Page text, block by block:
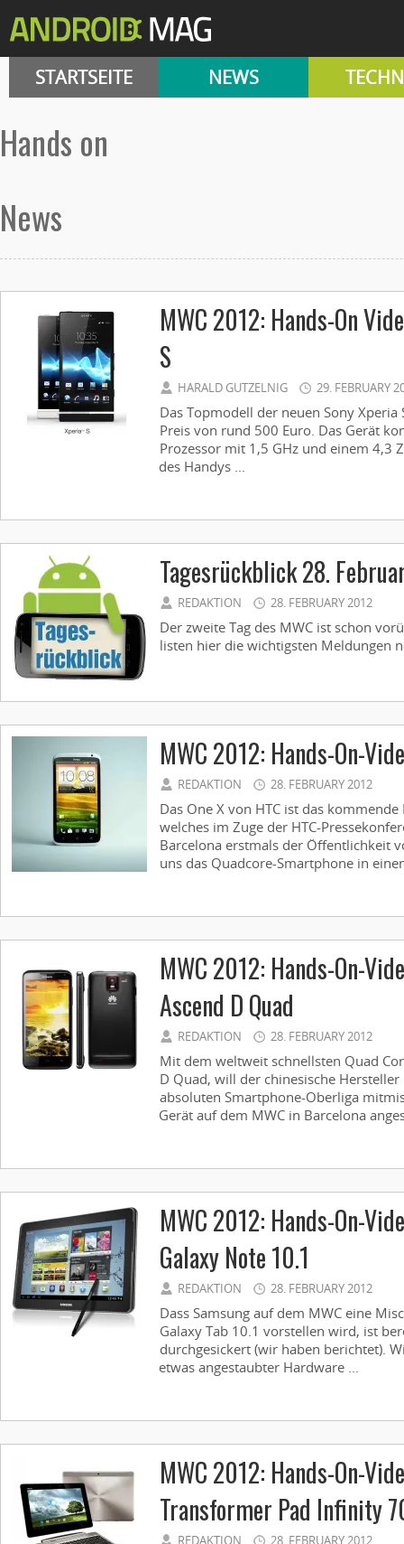
STARTSEITE NEWS
hands on
News
MWC 2012: Hands-On
S
HARALD GUTZELNIG 29. FEBRUARY
Das Topmodell der neuen Sony
Preis von rund 500 Euro. Das Gerät
Prozessor mit 1,5 GHz und einem 4,3
des Handys ...
Tagesrückblick 28.
REDAKTION 28. FEBRUARY 2012
Der zweite Tag des MWC ist schon
listen hier die wichtigsten Meldungen
MWC 2012: Hands-On-
REDAKTION 28. FEBRUARY 2012
Das One X von HTC ist das
welches im Zuge der HTC-
Barcelona erstmals der Öffentlichkeit
uns das Quadcore-Smartphone in
MWC 2012: Hands-On-
Ascend D Quad
REDAKTION 28. FEBRUARY 2012
Mit dem weltweit schnellsten Quad
D Quad, will der chinesische
absoluten Smartphone-Oberliga
Gerät auf dem MWC in Barcelona
MWC 2012: Hands-On-
Galaxy Note 10.1
REDAKTION 28. FEBRUARY 2012
Dass Samsung auf dem MWC eine
Galaxy Tab 10.1 vorstellen wird, ist
durchgesickert (wir haben berichtet).
etwas angestaubter Hardware ...
MWC 2012: Hands-On-
Transformer Pad Infinity
REDAKTION 28. FEBRUARY 2012